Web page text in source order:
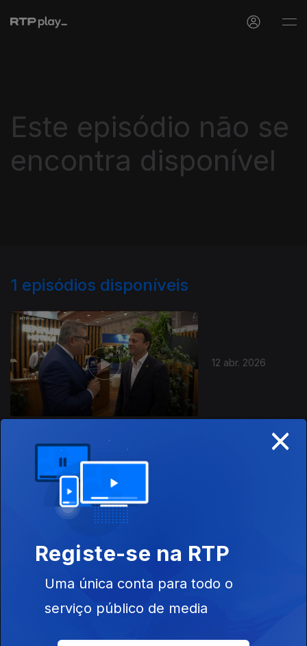
Este episódio não se
encontra disponível
1 episódios disponíveis
12 abr. 2026
922219
Instale a aplicação
Disponível para iOS, Android, Apple TV, Android TV e
CarPlay
×
Registe-se na RTP
Uma única conta para todo o
serviço público de media